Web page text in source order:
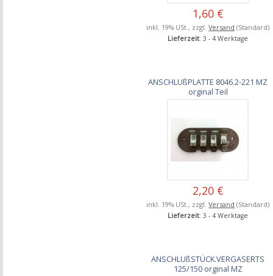
1,60 €
inkl. 19% USt., zzgl.Versand (Standard)
Lieferzeit: 3 - 4 Werktage
ANSCHLUßPLATTE 8046.2-221 MZ
orginal Teil
2,20 €
inkl. 19% USt., zzgl.Versand (Standard)
Lieferzeit: 3 - 4 Werktage
ANSCHLUßSTÜCK.VERGASERTS
125/150 orginal MZ